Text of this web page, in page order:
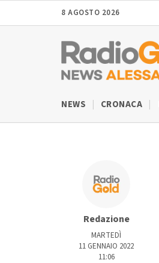
8 AGOSTO 2026
NEWS CRONACA
Redazione
MARTEDÌ
11 GENNAIO 2022
11:06